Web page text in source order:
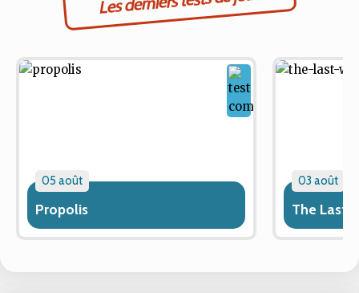
05 août
Propolis
03 août
The Last